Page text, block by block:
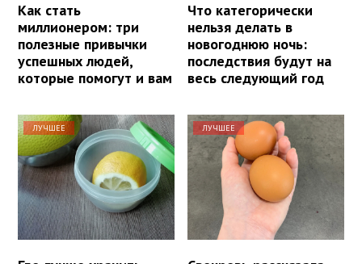
Как стать
миллионером: три
полезные привычки
успешных людей,
которые помогут и вам
Что категорически
нельзя делать в
новогоднюю ночь:
последствия будут на
весь следующий год
ЛУЧШЕЕ ЛУЧШЕЕ